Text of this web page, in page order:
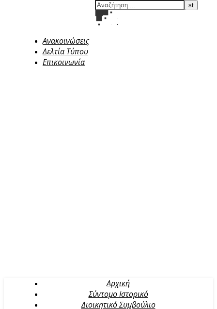
Ανακοινώσεις
Δελτία Τύπου
Επικοινωνία
Αρχική
Σύντομο Ιστορικό
Διοικητικό Συμβούλιο